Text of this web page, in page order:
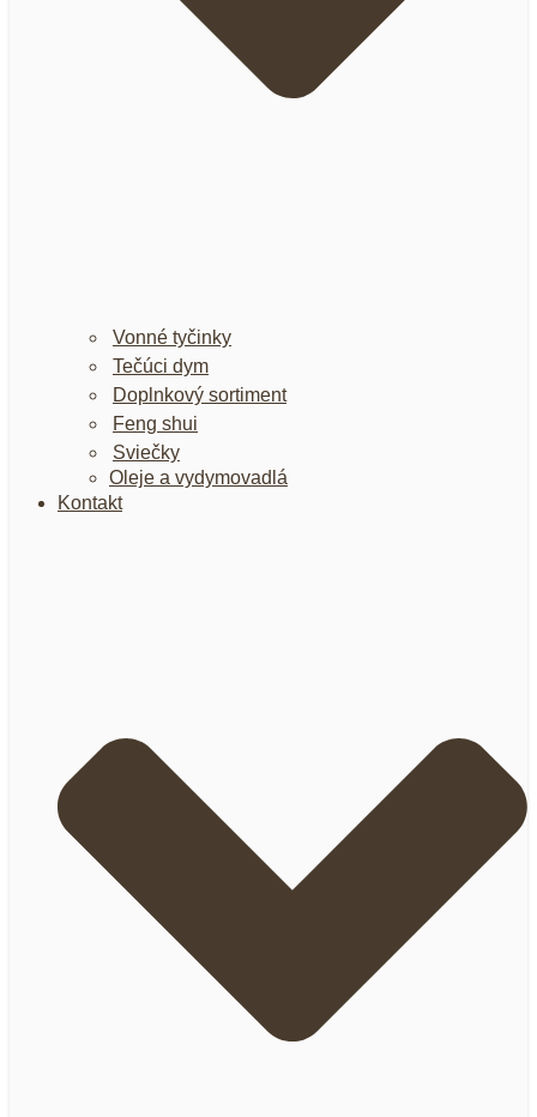
Vonné tyčinky
Tečúci dym
Doplnkový sortiment
Feng shui
Sviečky
Oleje a vydymovadlá
Kontakt